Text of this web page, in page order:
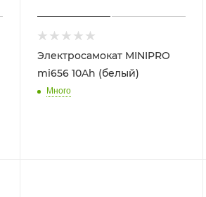
Электросамокат MINIPRO
mi656 10Ah (белый)
Много